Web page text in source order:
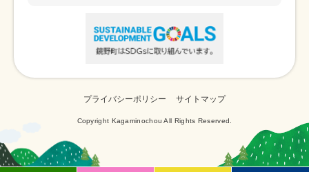
プライバシーポリシー サイトマップ
Copyright Kagaminochou All Rights Reserved.